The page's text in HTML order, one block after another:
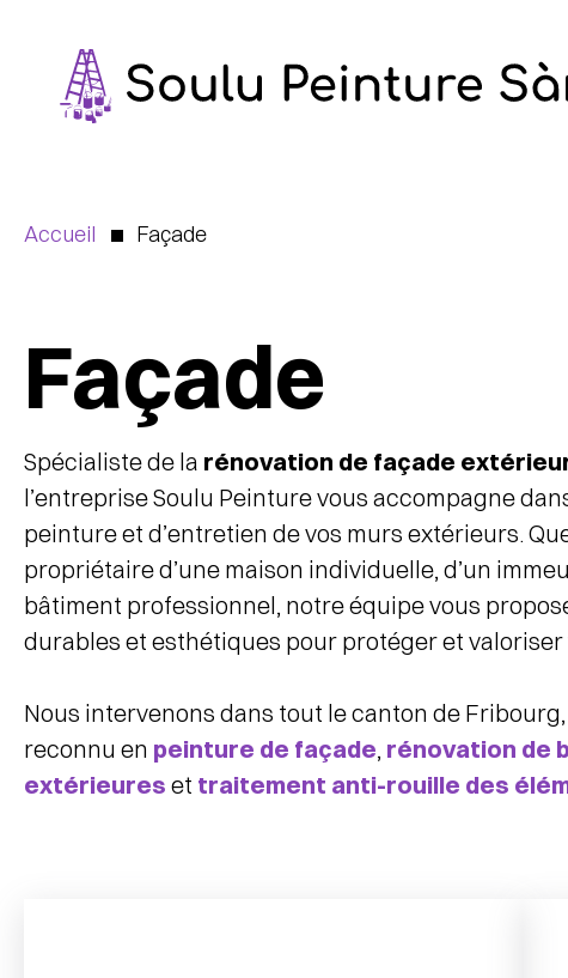
contenu
Accueil Façade
Façade
Spécialiste de la rénovation de façade
l’entreprise Soulu Peinture vous accompagne
peinture et d’entretien de vos murs extérieurs.
propriétaire d’une maison individuelle, d’un
bâtiment professionnel, notre équipe vous
durables et esthétiques pour protéger et valoriser
Nous intervenons dans tout le canton de
reconnu en peinture de façade, rénovation de
extérieures et traitement anti-rouille des